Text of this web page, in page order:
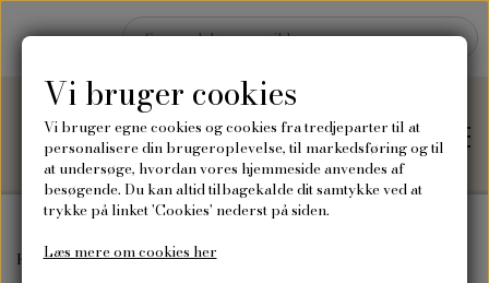
Hjem
Forside Frø Frø til børn og barnlige sjæle
Vi bruger cookies
Vi bruger egne cookies og cookies fra tredjeparter til at
personalisere din brugeroplevelse, til markedsføring og til
at undersøge, hvordan vores hjemmeside anvendes af
besøgende. Du kan altid tilbagekalde dit samtykke ved at
trykke på linket 'Cookies' nederst på siden.
Læs mere om cookies her